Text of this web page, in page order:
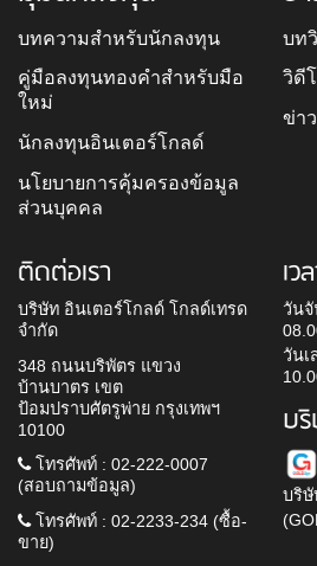
บทความสำหรับนักลงทุน
คู่มือลงทุนทองคำสำหรับมือ
ใหม่
นักลงทุนอินเตอร์โกลด์
นโยบายการคุ้มครองข้อมูล
ส่วนบุคคล
บท
วิดี
ข่า
ติดต่อเรา
บริษัท อินเตอร์โกลด์ โกลด์เทรด
จำกัด
348 ถนนบริพัตร แขวง
บ้านบาตร เขต
ป้อมปราบศัตรูพ่าย กรุงเทพฯ
10100
โทรศัพท์ : 02-222-0007
(สอบถามข้อมูล)
โทรศัพท์ : 02-2233-234 (ซื้อ-
ขาย)
เ
วัน
วันเ
บ
บริษั